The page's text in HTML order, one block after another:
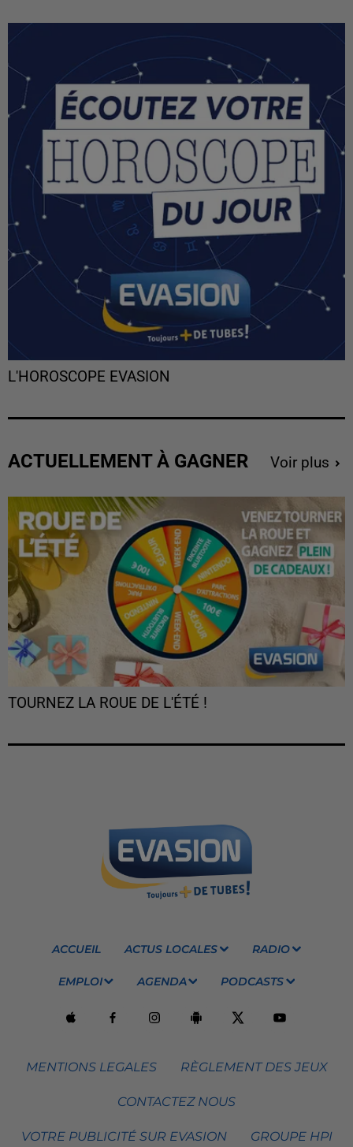
L'HOROSCOPE EVASION
ACTUELLEMENT À GAGNER Voir plus
TOURNEZ LA ROUE DE L'ÉTÉ !
ACCUEIL ACTUS LOCALES RADIO
EMPLOI AGENDA PODCASTS
MENTIONS LEGALES RÈGLEMENT DES JEUX
CONTACTEZ NOUS
VOTRE PUBLICITÉ SUR EVASION GROUPE HPI